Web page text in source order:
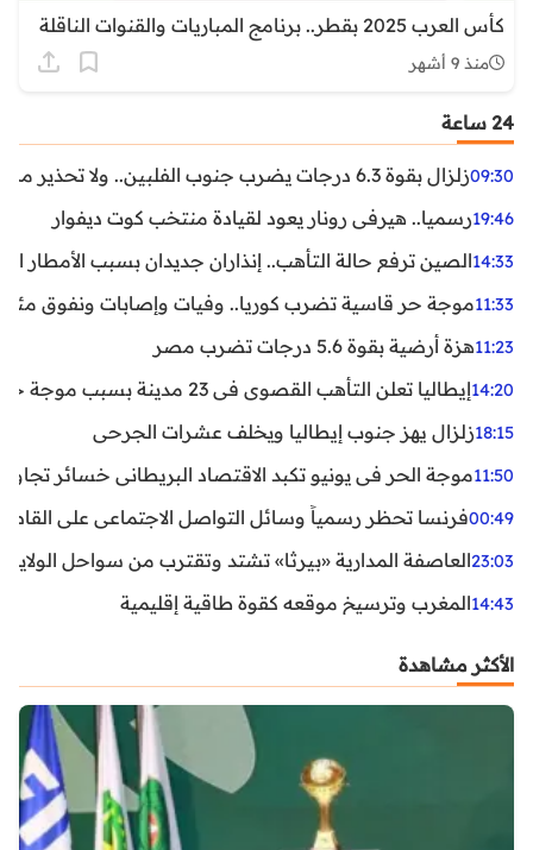
كأس العرب 2025 بقطر.. برنامج المباريات والقنوات الناقلة
منذ 9 أشهر
24 ساعة
09:30زلزال بقوة 6.3 درجات يضرب جنوب الفلبين.. ولا تحذير من تسونامي حتى الآن
19:46رسميا.. هيرفي رونار يعود لقيادة منتخب كوت ديفوار
14:33الصين ترفع حالة التأهب.. إنذاران جديدان بسبب الأمطار
11:33موجة حر قاسية تضرب كوريا.. وفيات وإصابات ونفوق مئات
11:23هزة أرضية بقوة 5.6 درجات تضرب مصر
14:20إيطاليا تعلن التأهب القصوى في 23 مدينة بسبب موجة حر شديدة
18:15زلزال يهز جنوب إيطاليا ويخلف عشرات الجرحى
11:50موجة الحر في يونيو تكبد الاقتصاد البريطاني خسائر تجاوزت 1.5 مليار
00:49فرنسا تحظر رسمياً وسائل التواصل الاجتماعي على القاصرين
23:03العاصفة المدارية «بيرثا» تشتد وتقترب من سواحل
14:43المغرب وترسيخ موقعه كقوة طاقية إقليمية
الأكثر مشاهدة